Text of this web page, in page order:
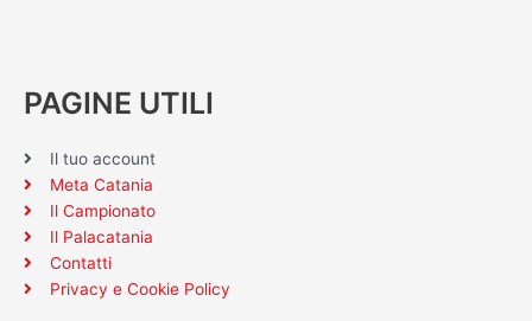
PAGINE UTILI
Il tuo account
Meta Catania
Il Campionato
Il Palacatania
Contatti
Privacy e Cookie Policy